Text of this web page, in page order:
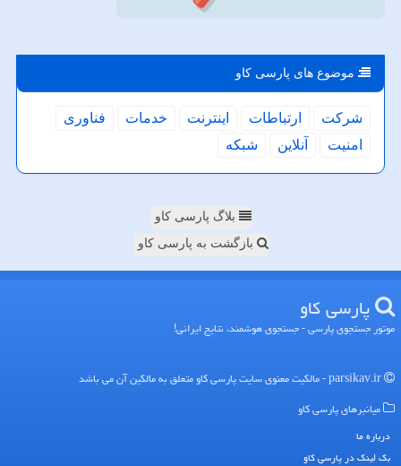
موضوع های پارسی كاو
شركت ارتباطات اینترنت خدمات
فناوری
امنیت
آنلاین شبكه
بلاگ پارسی کاو
بازگشت به پارسی کاو
پارسی كاو
موتور جستجوی پارسی - جستجوی هوشمند، نتایج ایرانی!
میانبرهای پارسی كاو
درباره ما
بک لینک در پارسی كاو